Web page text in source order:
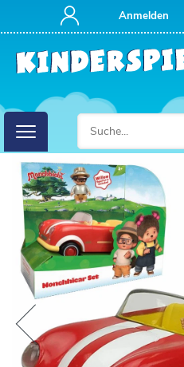
Anmelden